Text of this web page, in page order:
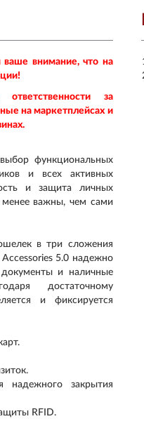
внимание, что на
за
на маркетплейсах и
функциональных
и всех активных
и защита личных
важны, чем сами
в три сложения
Accessories 5.0 надежно
и наличные
достаточному
и фиксируется
надежного закрытия
RFID.